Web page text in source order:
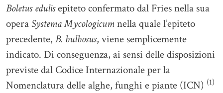
Boletus edulisepiteto confermato dal Fries nella sua
opera Systema Mycologicumnella quale l’epiteto
precedente, B. bulbosus, viene semplicemente
indicato. Di conseguenza, ai sensi delle disposizioni
previste dal Codice Internazionale per la
Nomenclatura delle alghe, funghi e piante (ICN) (1)